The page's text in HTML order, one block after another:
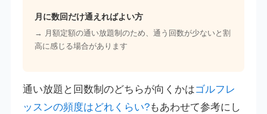
月に数回だけ通えればよい方
→ 月額定額の通い放題制のため、通う回数が少ないと割
高に感じる場合があります
通い放題と回数制のどちらが向くかはゴルフレ
ッスンの頻度はどれくらい?もあわせて参考にし